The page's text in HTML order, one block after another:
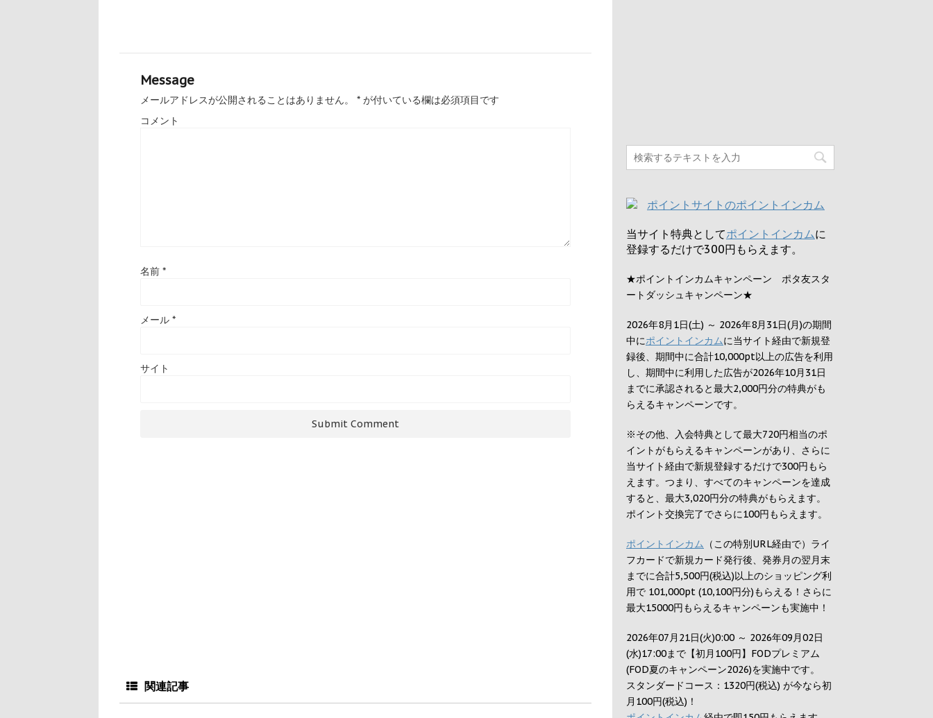
Message
メールアドレスが公開されることはありません。 * が付いている欄は必須項目です
コメント
名前 *
メール *
サイト
関連記事
当サイト特典としてポイントインカムに
登録するだけで300円 もらえます。
★ポイントインカムキャンペーン ポタ友スタ
ートダッシュキャンペーン★
2026年8月1日(土) ～ 2026年8月31日(月)の期間
中にポイントインカムに当サイト経由で新規登
録後、期間中に合計10,000pt以上の広告を利用
し、期間中に利用した広告が2026年10月31日
までに承認されると最大2,000円分の特典がも
らえるキャンペーンです。
※その他、入会特典として最大720円相当のポ
イントがもらえるキャンペーンがあり、さらに
当サイト経由で新規登録するだけで300円もら
えます。つまり、すべてのキャンペーンを達成
すると、最大3,020円分の特典がもらえます。
ポイント交換完了でさらに100円もらえます。
ポイントインカム （この特別URL経由で）ライ
フカードで新規カード発行後、発券月の翌月末
までに合計5,500円(税込)以上のショッピング利
用で 101,000pt (10,100円分)もらえる！さらに
最大15000円もらえるキャンペーンも実施中！
2026年07月21日(火)0:00 ～ 2026年09月02日
(水)17:00まで【初月100円】FODプレミアム
(FOD夏のキャンペーン2026)を実施中です。
スタンダードコース：1320円(税込) が今なら初
月100円(税込)！